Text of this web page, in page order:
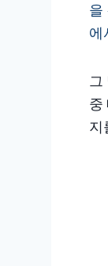
을
에
중
지